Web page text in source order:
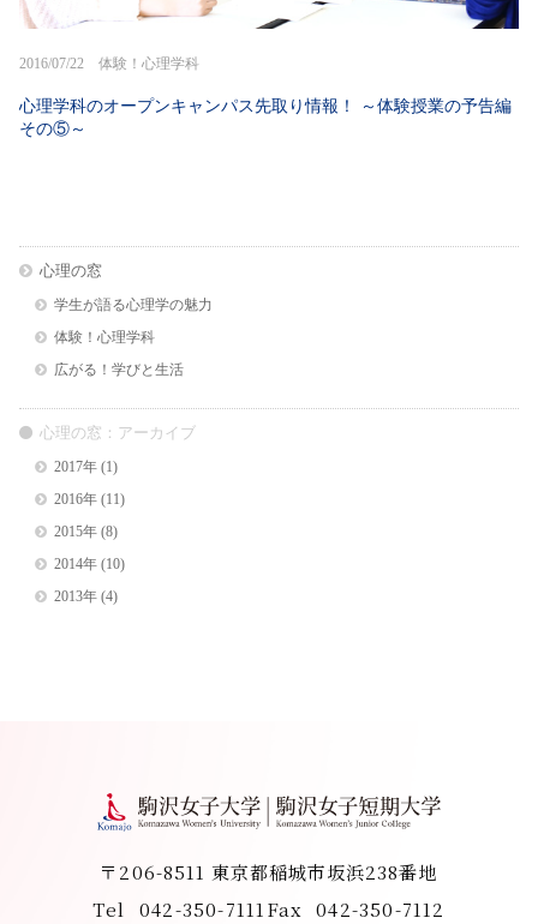
2016/07/22 体験！心理学科
心理学科のオープンキャンパス先取り情報！ ～体験授業の予告編
その⑤～
心理の窓
学生が語る心理学の魅力
体験！心理学科
広がる！学びと生活
心理の窓：アーカイブ
2017年(1)
2016年(11)
2015年(8)
2014年(10)
2013年(4)
〒206-8511 東京都稲城市坂浜238番地
Tel
042-350-7111 Fax 042-350-7112